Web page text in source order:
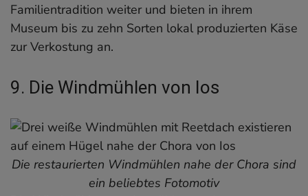
Familientradition weiter und bieten in ihrem
Museum bis zu zehn Sorten lokal produzierten Käse
zur Verkostung an.
9. Die Windmühlen von Ios
Die restaurierten Windmühlen nahe der Chora sind
ein beliebtes Fotomotiv